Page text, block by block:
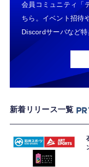
会員コミュニティ「
ちら。イベント招待
Discordサーバなど
新着リリース一覧